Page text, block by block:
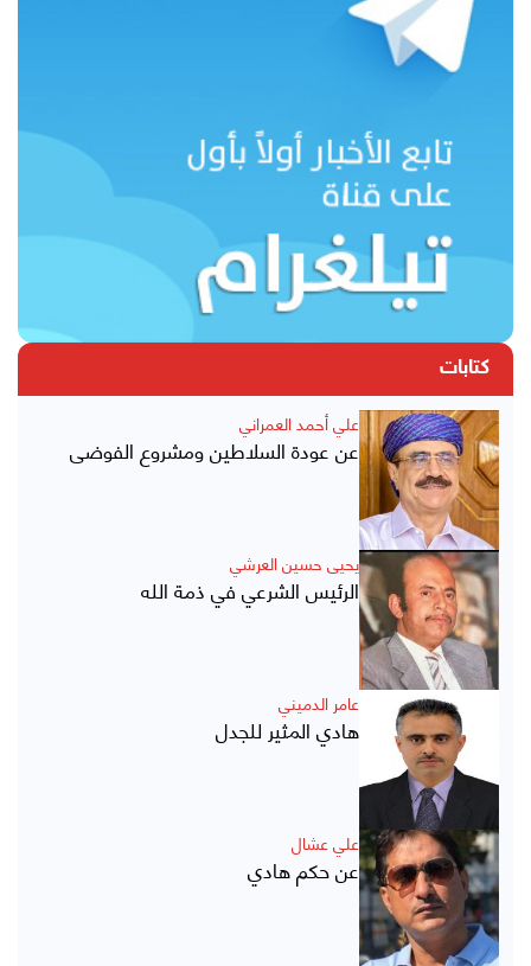
كتابات
علي أحمد العمراني
عن عودة السلاطين ومشروع الفوضى
يحيى حسين العرشي
الرئيس الشرعي في ذمة الله
عامر الدميني
هادي المثير للجدل
علي عشال
عن حكم هادي